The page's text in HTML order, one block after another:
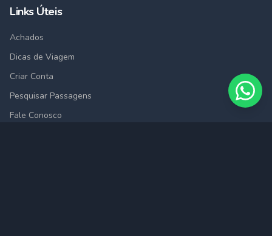
Links Úteis
Achados
Dicas de Viagem
Criar Conta
Pesquisar Passagens
Fale Conosco